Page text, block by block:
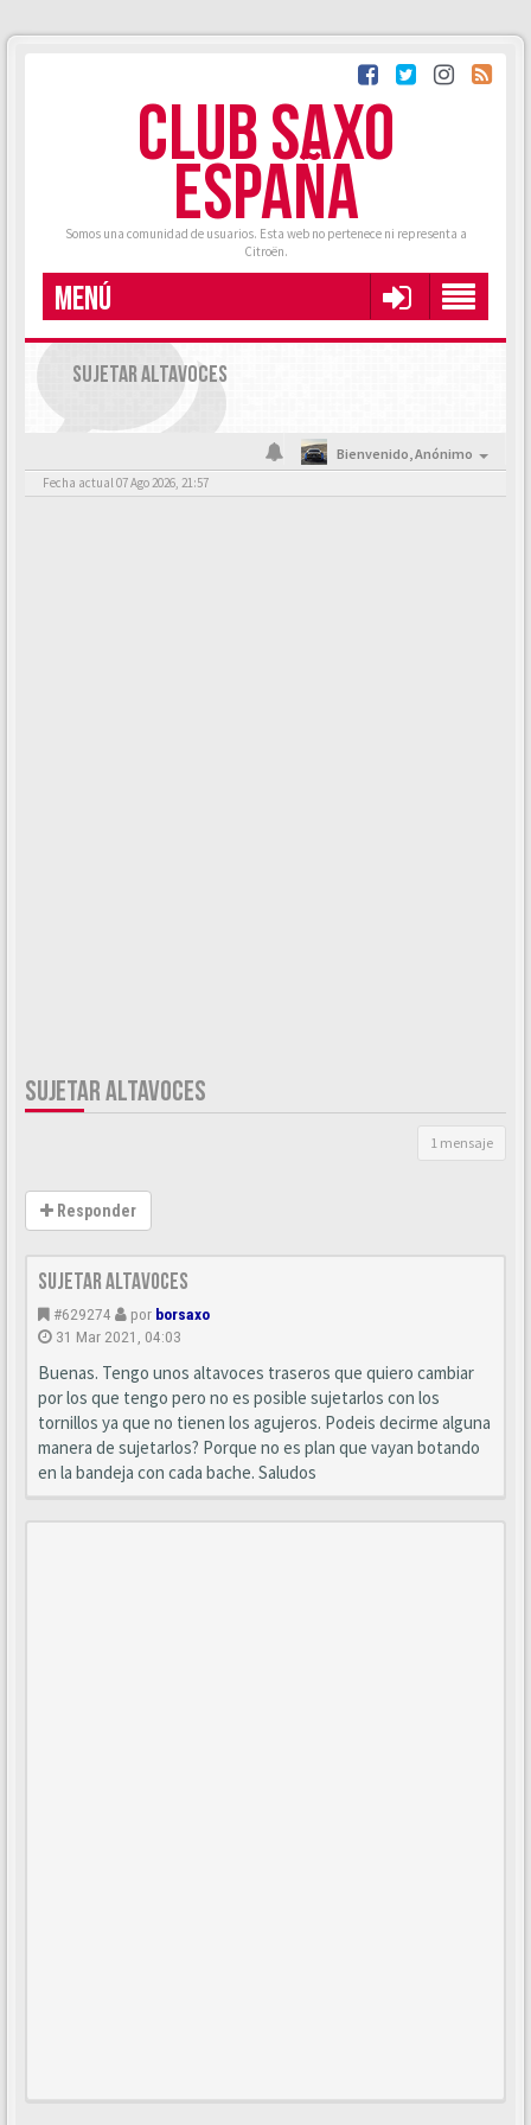
CLUB SAXO
ESPAÑA
Somos una comunidad de usuarios. Esta web no pertenece ni representa a
Citroën.
MENÚ
SUJETAR ALTAVOCES
Bienvenido,Anónimo
Fecha actual 07 Ago 2026, 21:57
SUJETAR ALTAVOCES
1 mensaje
Responder
Sujetar altavoces
#629274 por borsaxo
31 Mar 2021, 04:03
Buenas. Tengo unos altavoces traseros que quiero cambiar
por los que tengo pero no es posible sujetarlos con los
tornillos ya que no tienen los agujeros. Podeis decirme alguna
manera de sujetarlos? Porque no es plan que vayan botando
en la bandeja con cada bache. Saludos